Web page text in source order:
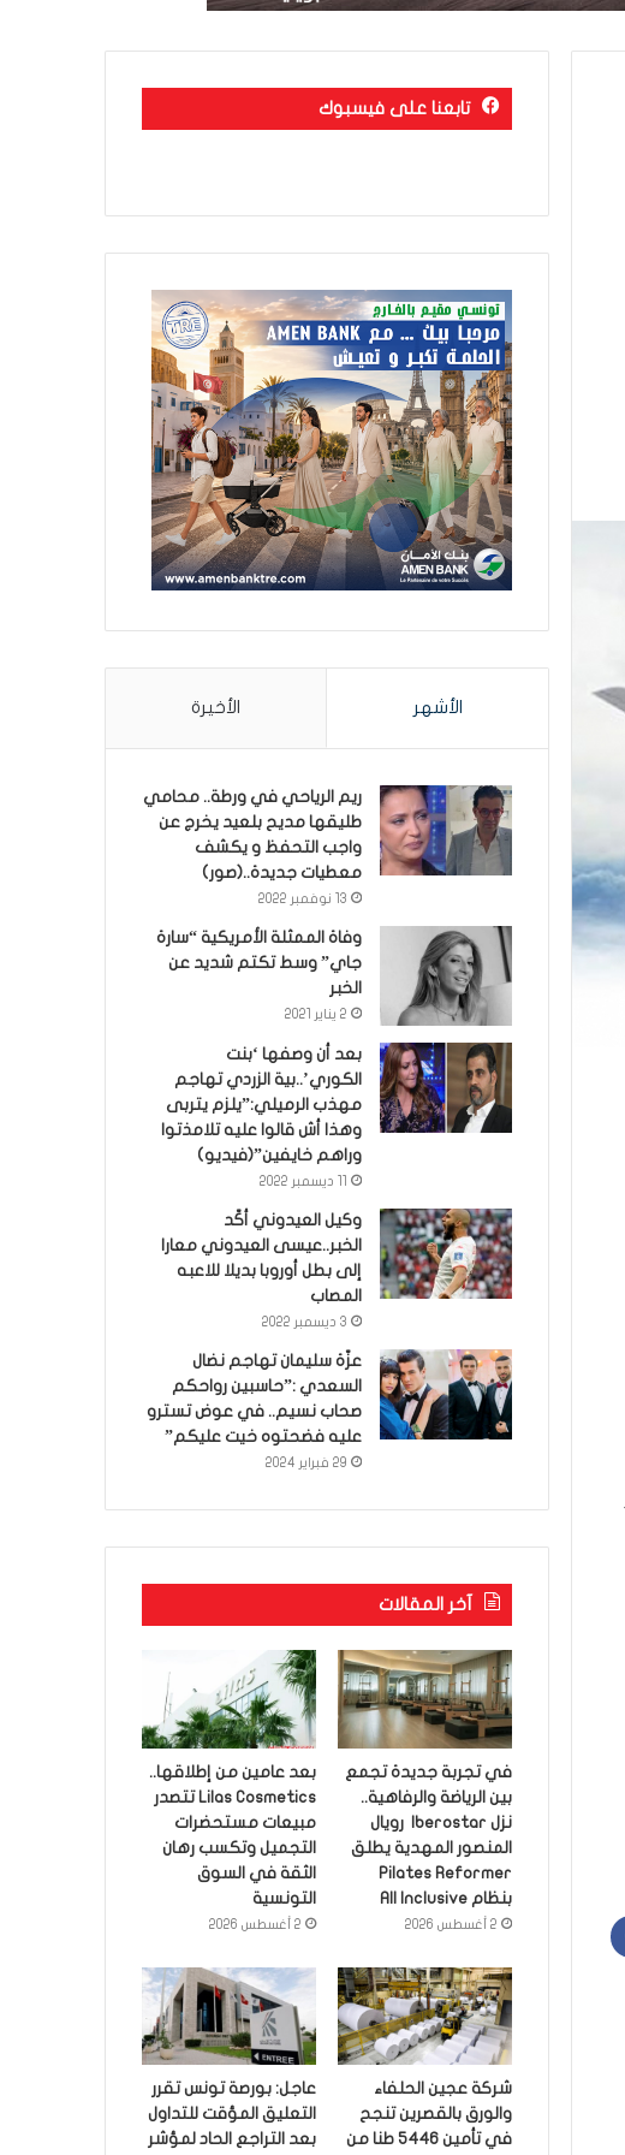
تابعنا على فيسبوك
الأشهر الأخيرة
ريم الرياحي في ورطة.. محامي
طليقها مديح بلعيد يخرج عن
واجب التحفظ و يكشف
معطيات جديدة..(صور)
13 نوفمبر 2022
وفاة الممثلة الأمريكية “سارة
جاي” وسط تكتم شديد عن
الخبر
2 يناير 2021
بعد أن وصفها ‘بنت
الكوري’..بية الزردي تهاجم
مهذب الرميلي:”يلزم يتربى
وهذا أش قالوا عليه تلامذتوا
وراهم خايفين”(فيديو)
وكيل العيدوني أكّد
الخبر..عيسى العيدوني معارا
إلى بطل أوروبا بديلا للاعبه
المصاب
3 ديسمبر 2022
عزّة سليمان تهاجم نضال
السعدي :”حاسبين رواحكم
صحاب نسيم.. في عوض تسترو
عليه فضحتوه خيت عليكم”
29 فبراير 2024
آخر المقالات
في تجربة جديدة تجمع
بين الرياضة والرفاهية..
نزل Iberostar رويال
المنصور المهدية يطلق
Pilates Reformer
بنظام All Inclusive
2 أغسطس 2026
بعد عامين من إطلاقها..
Lilas Cosmetics تتصدر
مبيعات مستحضرات
التجميل وتكسب رهان
الثقة في السوق
التونسية
2 أغسطس 2026
شركة عجين الحلفاء
والورق بالقصرين تنجح
في تأمين 5446 طنا من
عاجل: بورصة تونس تقرر
التعليق المؤقت للتداول
بعد التراجع الحاد لمؤشر